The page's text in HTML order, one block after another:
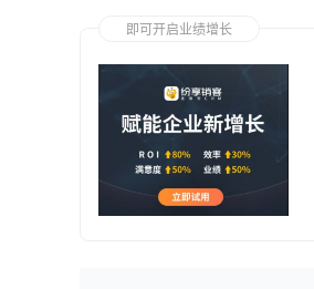
即可开启业绩增长